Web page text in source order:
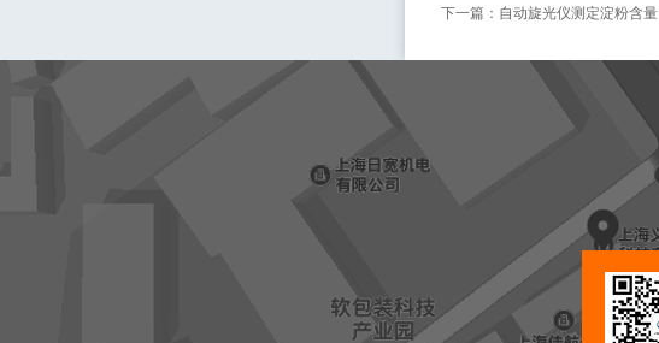
下一篇： 自动旋光仪测定淀粉含量